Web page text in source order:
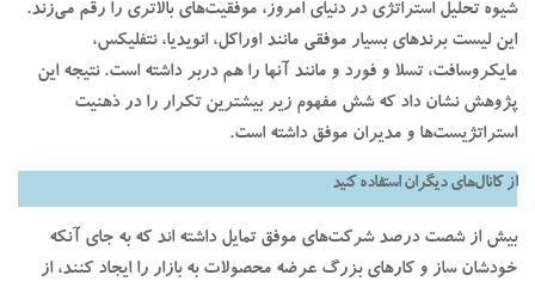
شیوه تحلیل استراتژی در دنیای امروز، موفقیت‌های بالاتری را رقم می‌زند.
این لیست برندهای بسیار موفقی مانند اوراکل، انویدیا، نتفلیکس،
مایکروسافت، تسلا و فورد و مانند آنها را هم دربر داشته است. نتیجه این
پژوهش نشان داد که شش مفهوم زیر بیشترین تکرار را در ذهنیت
استراتژیست‌ها و مدیران موفق داشته است.
از کانال‌های دیگران استفاده کنید
بیش از شصت درصد شرکت‌های موفق تمایل داشته اند که به جای آنکه
خودشان ساز و کارهای بزرگ عرضه محصولات به بازار را ایجاد کنند، از